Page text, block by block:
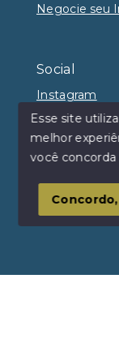
Negocie seu
Social
Instagram
© Copyright
SITE PARA IMOBILIARIA
Esse site utiliza
melhor
você